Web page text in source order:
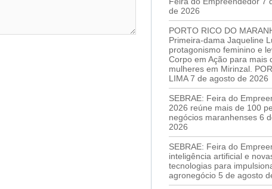
de 2026
PORTO RICO DO
Primeira-dama Jaqueline
protagonismo feminino e
Corpo em Ação para mais
mulheres em Mirinzal.
LIMA 7 de agosto de 2026
SEBRAE: Feira do
2026 reúne mais de 100
negócios maranhenses 6
2026
SEBRAE: Feira do
inteligência artificial e
tecnologias para
agronegócio 5 de agosto